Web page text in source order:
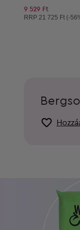
9 529 Ft
Ajánlott ár:
RRP 21 725 Ft (-